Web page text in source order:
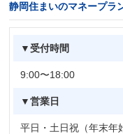
静岡住まいのマネープラ
▼受付時間
9:00〜18:00
▼営業日
平日・土日祝（年末年